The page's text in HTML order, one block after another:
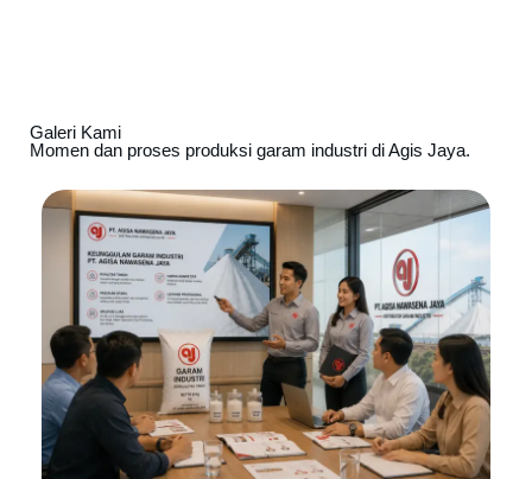
Galeri Kami
Momen dan proses produksi garam industri di Agis Jaya.